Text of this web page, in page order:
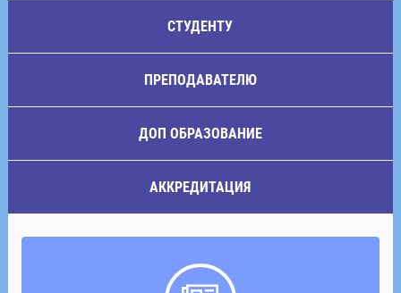
СТУДЕНТУ
ПРЕПОДАВАТЕЛЮ
ДОП ОБРАЗОВАНИЕ
АККРЕДИТАЦИЯ